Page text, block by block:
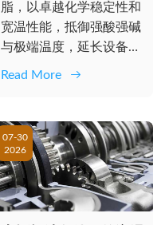
脂，以卓越化学稳定性和
宽温性能，抵御强酸强碱
与极端温度，延长设备寿
命，降低维护成本，保障
Read More
07-30
2026